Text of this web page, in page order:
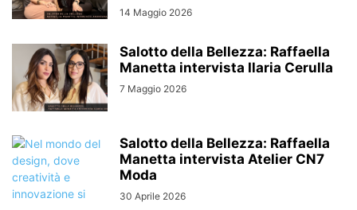
14 Maggio 2026
Salotto della Bellezza: Raffaella
Manetta intervista Ilaria Cerulla
7 Maggio 2026
Salotto della Bellezza: Raffaella
Manetta intervista Atelier CN7
Moda
30 Aprile 2026